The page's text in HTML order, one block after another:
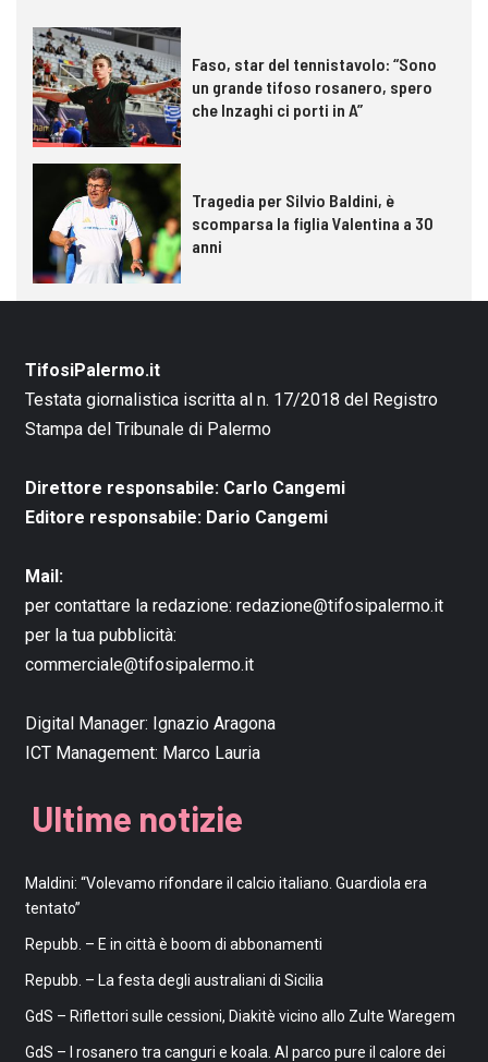
Faso, star del tennistavolo: “Sono
un grande tifoso rosanero, spero
che Inzaghi ci porti in A”
Tragedia per Silvio Baldini, è
scomparsa la figlia Valentina a 30
anni
TifosiPalermo.it
Testata giornalistica iscritta al n. 17/2018 del Registro
Stampa del Tribunale di Palermo
Direttore responsabile: Carlo Cangemi
Editore responsabile: Dario Cangemi
Mail:
per contattare la redazione: redazione@tifosipalermo.it
per la tua pubblicità:
commerciale@tifosipalermo.it
Digital Manager: Ignazio Aragona
ICT Management: Marco Lauria
Ultime notizie
Maldini: “Volevamo rifondare il calcio italiano. Guardiola era
tentato”
Repubb. – E in città è boom di abbonamenti
Repubb. – La festa degli australiani di Sicilia
GdS – Riflettori sulle cessioni, Diakitè vicino allo Zulte Waregem
GdS – I rosanero tra canguri e koala. Al parco pure il calore dei